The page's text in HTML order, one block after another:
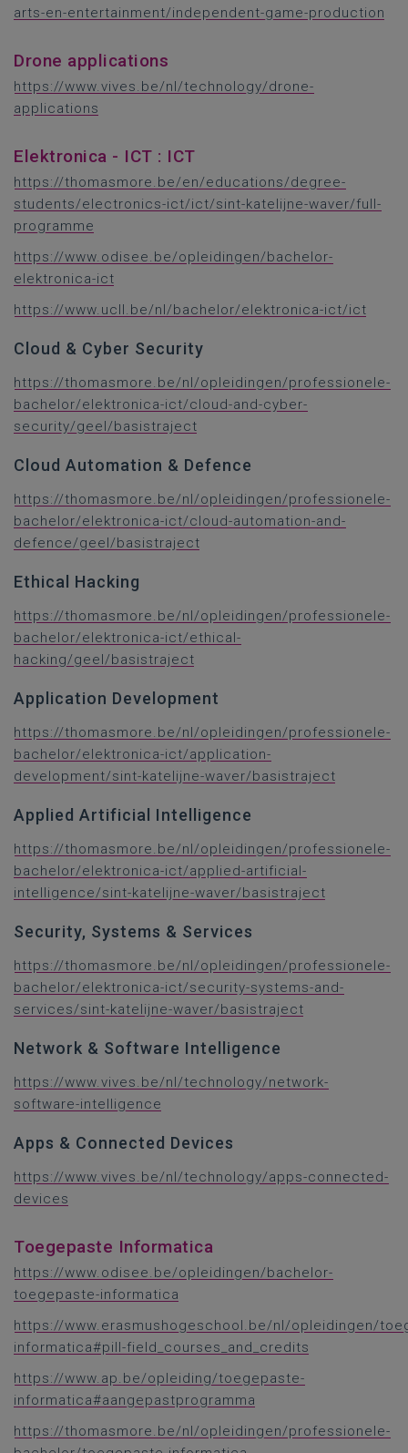
arts-en-entertainment/independent-game-production
Drone applications
https://www.vives.be/nl/technology/drone-
applications
Elektronica - ICT : ICT
https://thomasmore.be/en/educations/degree-
students/electronics-ict/ict/sint-katelijne-waver/full-
programme
https://www.odisee.be/opleidingen/bachelor-
elektronica-ict
https://www.ucll.be/nl/bachelor/elektronica-ict/ict
Cloud & Cyber Security
https://thomasmore.be/nl/opleidingen/professionele-
bachelor/elektronica-ict/cloud-and-cyber-
security/geel/basistraject
Cloud Automation & Defence
https://thomasmore.be/nl/opleidingen/professionele-
bachelor/elektronica-ict/cloud-automation-and-
defence/geel/basistraject
Ethical Hacking
https://thomasmore.be/nl/opleidingen/professionele-
bachelor/elektronica-ict/ethical-
hacking/geel/basistraject
Application Development
https://thomasmore.be/nl/opleidingen/professionele-
bachelor/elektronica-ict/application-
development/sint-katelijne-waver/basistraject
Applied Artificial Intelligence
https://thomasmore.be/nl/opleidingen/professionele-
bachelor/elektronica-ict/applied-artificial-
intelligence/sint-katelijne-waver/basistraject
Security, Systems & Services
https://thomasmore.be/nl/opleidingen/professionele-
bachelor/elektronica-ict/security-systems-and-
services/sint-katelijne-waver/basistraject
Network & Software Intelligence
https://www.vives.be/nl/technology/network-
software-intelligence
Apps & Connected Devices
https://www.vives.be/nl/technology/apps-connected-
devices
Toegepaste Informatica
https://www.odisee.be/opleidingen/bachelor-
toegepaste-informatica
https://www.erasmushogeschool.be/nl/opleidingen/
informatica#pill-field_courses_and_credits
https://www.ap.be/opleiding/toegepaste-
informatica#aangepastprogramma
https://thomasmore.be/nl/opleidingen/professionele-